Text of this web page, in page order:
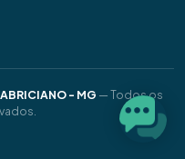
- MG — Todos os